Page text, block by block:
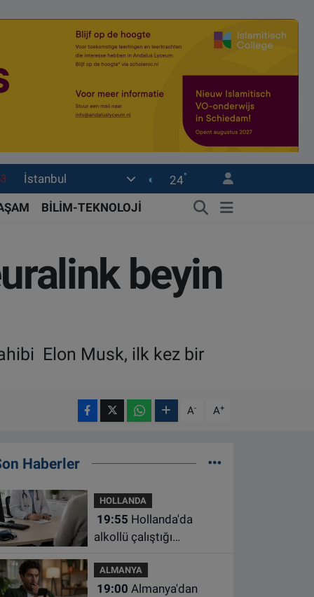
İstanbul 24°
BİLİM-TEKNOLOJİ
beyin
Elon Musk, ilk kez bir
A- A+
Haberler
HOLLANDA
19:55
alkollü çalıştığı
çalışma yasağı
ALMANYA
19:00